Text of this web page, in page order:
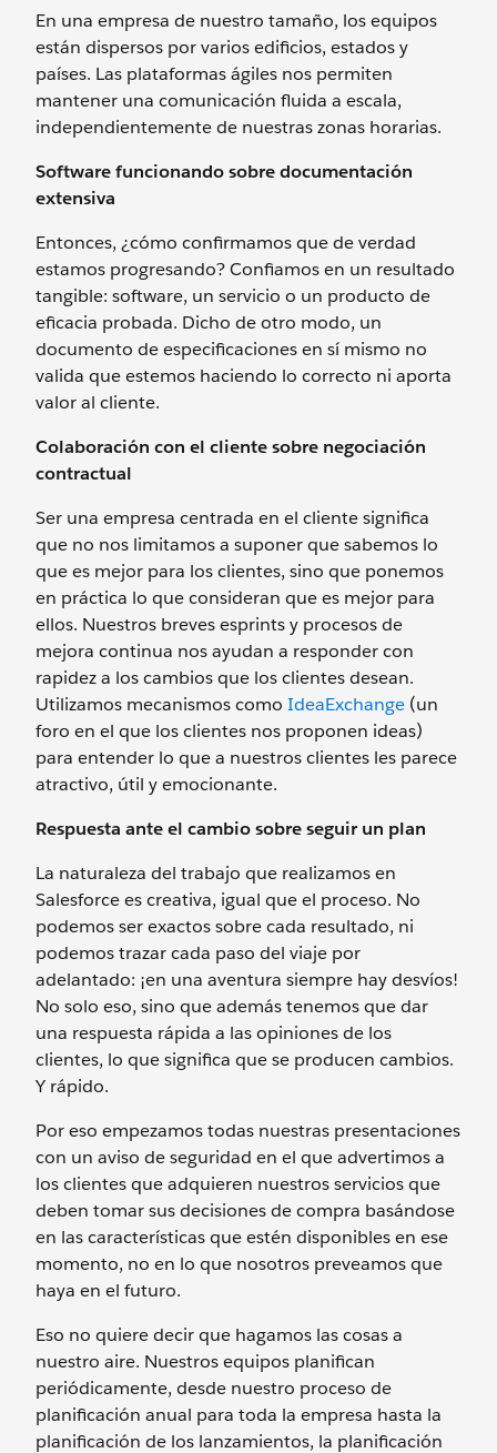
En una empresa de nuestro tamaño, los equipos
están dispersos por varios edificios, estados y
países. Las plataformas ágiles nos permiten
mantener una comunicación fluida a escala,
independientemente de nuestras zonas horarias.
Software funcionando sobre documentación
extensiva
Entonces, ¿cómo confirmamos que de verdad
estamos progresando? Confiamos en un resultado
tangible: software, un servicio o un producto de
eficacia probada. Dicho de otro modo, un
documento de especificaciones en sí mismo no
valida que estemos haciendo lo correcto ni aporta
valor al cliente.
Colaboración con el cliente sobre negociación
contractual
Ser una empresa centrada en el cliente significa
que no nos limitamos a suponer que sabemos lo
que es mejor para los clientes, sino que ponemos
en práctica lo que consideran que es mejor para
ellos. Nuestros breves esprints y procesos de
mejora continua nos ayudan a responder con
rapidez a los cambios que los clientes desean.
Utilizamos mecanismos como IdeaExchange (un
foro en el que los clientes nos proponen ideas)
para entender lo que a nuestros clientes les parece
atractivo, útil y emocionante.
Respuesta ante el cambio sobre seguir un plan
La naturaleza del trabajo que realizamos en
Salesforce es creativa, igual que el proceso. No
podemos ser exactos sobre cada resultado, ni
podemos trazar cada paso del viaje por
adelantado: ¡en una aventura siempre hay desvíos!
No solo eso, sino que además tenemos que dar
una respuesta rápida a las opiniones de los
clientes, lo que significa que se producen cambios.
Y rápido.
Por eso empezamos todas nuestras presentaciones
con un aviso de seguridad en el que advertimos a
los clientes que adquieren nuestros servicios que
deben tomar sus decisiones de compra basándose
en las características que estén disponibles en ese
momento, no en lo que nosotros preveamos que
haya en el futuro.
Eso no quiere decir que hagamos las cosas a
nuestro aire. Nuestros equipos planifican
periódicamente, desde nuestro proceso de
planificación anual para toda la empresa hasta la
planificación de los lanzamientos, la planificación